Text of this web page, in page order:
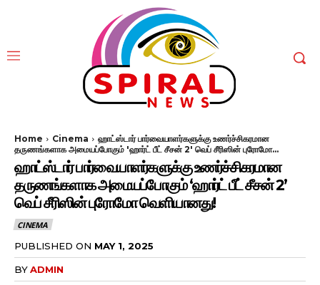
Home Cinema
ஹாட்ஸ்டார் பார்வையாளர்களுக்கு உணர்ச்சிகரமான
தருணங்களாக அமையப்போகும் 'ஹார்ட் பீட் சீசன் 2' வெப் சீரிஸின் புரோமோ...
ஹாட்ஸ்டார் பார்வையாளர்களுக்கு உணர்ச்சிகரமான
தருணங்களாக அமையப்போகும் ‘ஹார்ட் பீட் சீசன் 2’
வெப் சீரிஸின் புரோமோ வெளியானது!
CINEMA
PUBLISHED ON MAY 1, 2025
BYADMIN